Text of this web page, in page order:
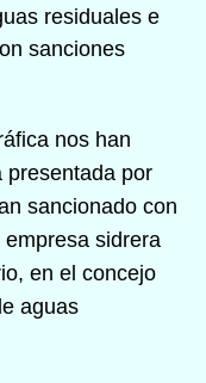
residuales e
sanciones
nos han
presentada por
sancionado con
sidrera
en el concejo
aguas